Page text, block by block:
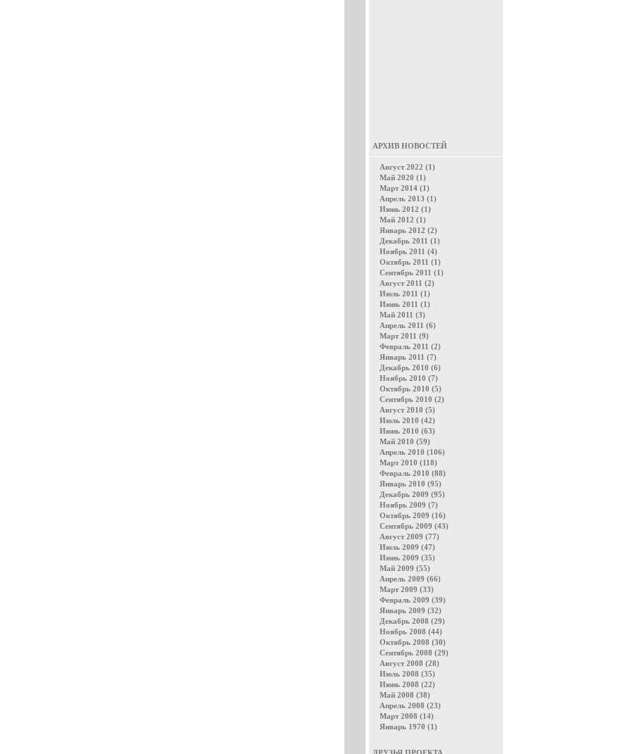
АРХИВ НОВОСТЕЙ
Август 2022 (1)
Май 2020 (1)
Март 2014 (1)
Апрель 2013 (1)
Июнь 2012 (1)
Май 2012 (1)
Январь 2012 (2)
Декабрь 2011 (1)
Ноябрь 2011 (4)
Октябрь 2011 (1)
Сентябрь 2011 (1)
Август 2011 (2)
Июль 2011 (1)
Июнь 2011 (1)
Май 2011 (3)
Апрель 2011 (6)
Март 2011 (9)
Февраль 2011 (2)
Январь 2011 (7)
Декабрь 2010 (6)
Ноябрь 2010 (7)
Октябрь 2010 (5)
Сентябрь 2010 (2)
Август 2010 (5)
Июль 2010 (42)
Июнь 2010 (63)
Май 2010 (59)
Апрель 2010 (106)
Март 2010 (118)
Февраль 2010 (88)
Январь 2010 (95)
Декабрь 2009 (95)
Ноябрь 2009 (7)
Октябрь 2009 (16)
Сентябрь 2009 (43)
Август 2009 (77)
Июль 2009 (47)
Июнь 2009 (35)
Май 2009 (55)
Апрель 2009 (66)
Март 2009 (33)
Февраль 2009 (39)
Январь 2009 (32)
Декабрь 2008 (29)
Ноябрь 2008 (44)
Октябрь 2008 (30)
Сентябрь 2008 (29)
Август 2008 (28)
Июль 2008 (35)
Июнь 2008 (22)
Май 2008 (38)
Апрель 2008 (23)
Март 2008 (14)
Январь 1970 (1)